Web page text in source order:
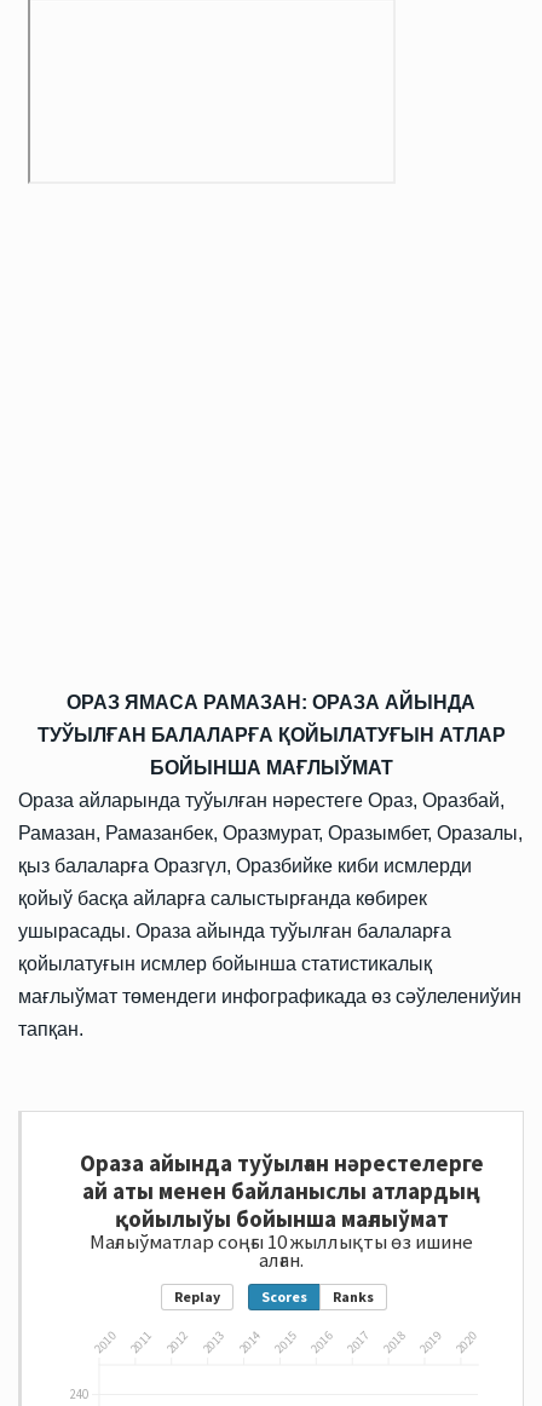
ОРАЗ ЯМАСА РАМАЗАН: ОРАЗА АЙЫНДА
ТУЎЫЛҒАН БАЛАЛАРҒА ҚОЙЫЛАТУҒЫН АТЛАР
БОЙЫНША МАҒЛЫЎМАТ
Ораза айларында туўылған нәрестеге Ораз, Оразбай,
Рамазан, Рамазанбек, Оразмурат, Оразымбет, Оразалы,
қыз балаларға Оразгүл, Оразбийке киби исмлерди
қойыў басқа айларға салыстырғанда көбирек
ушырасады. Ораза айында туўылған балаларға
қойылатуғын исмлер бойынша статистикалық
мағлыўмат төмендеги инфографикада өз сәўлелениўин
тапқан.